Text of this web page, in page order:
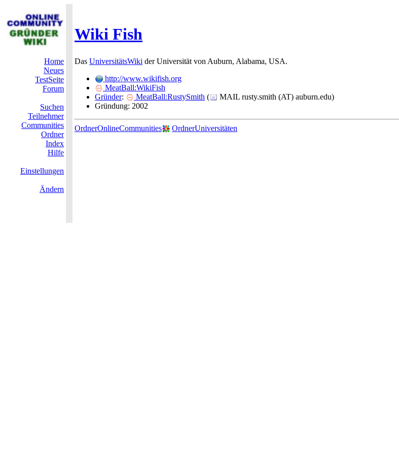
Wiki Fish
Home
Neues
TestSeite
Forum
Suchen
Teilnehmer
Communities
Ordner
Index
Hilfe
Einstellungen
Ändern
Das UniversitätsWiki der Universität von Auburn, Alabama, USA.
http://www.wikifish.org
MeatBall:WikiFish
Gründer: MeatBall:RustySmith (
MAIL rusty.smith (AT) auburn.edu)
Gründung: 2002
OrdnerOnlineCommunities OrdnerUniversitäten